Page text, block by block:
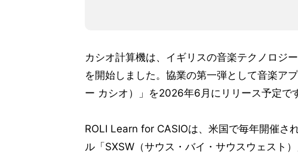
カシオ計算機は、イギリスの音楽テクノロジ
を開始しました。協業の第一弾として音楽ア
ー カシオ）」を2026年6月にリリース予定で
ROLI Learn for CASIOは、米国で毎年開催さ
ル「SXSW（サウス・バイ・サウスウェスト